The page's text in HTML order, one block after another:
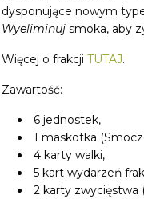
dysponujące nowym
Wyeliminuj smoka, aby
Więcej o frakcji TUTAJ.
Zawartość:
6 jednostek,
1 maskotka
4 karty walki,
5 kart wydarzeń
2 karty zwycięstwa